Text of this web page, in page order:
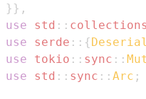
} } ,
use
std :: collections
use
serde :: {
use
tokio :: sync ::
use
std :: sync :: Arc ;